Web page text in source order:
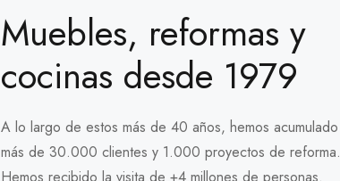
Muebles, reformas y
cocinas desde 1979
A lo largo de estos más de 40 años, hemos acumulado
más de 30.000 clientes y 1.000 proyectos de reforma.
Hemos recibido la visita de +4 millones de personas.